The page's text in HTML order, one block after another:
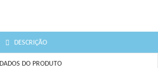
DESCRIÇÃO
DADOS DO PRODUTO